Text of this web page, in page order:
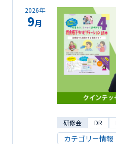
2026年
9月
研修会 DR
カテゴリー情報